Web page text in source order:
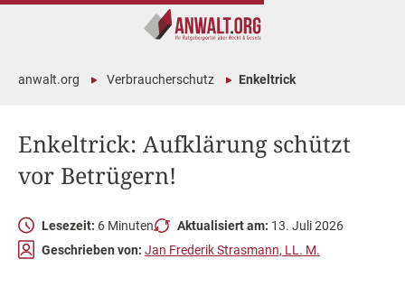
Enkeltrick: Aufklärung schützt
vor Betrügern!
anwalt.org Verbraucherschutz Enkeltrick
Lesezeit: 6 Minuten Aktualisiert am: 13. Juli 2026
Geschrieben von: Jan Frederik Strasmann, LL. M.